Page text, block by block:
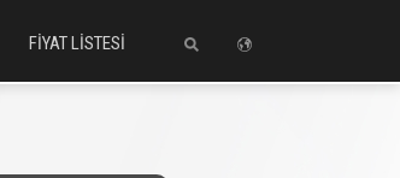
FİYAT LİSTESİ